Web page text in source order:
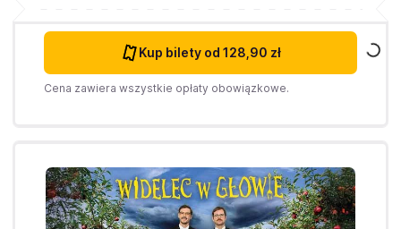
Kup bilety od 128,90 zł
Cena zawiera wszystkie opłaty obowiązkowe.